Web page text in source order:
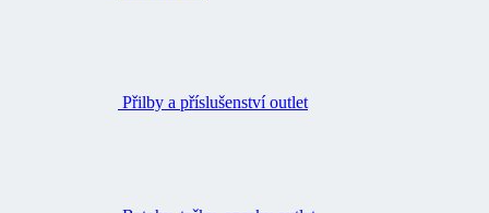
Přilby a příslušenství outlet